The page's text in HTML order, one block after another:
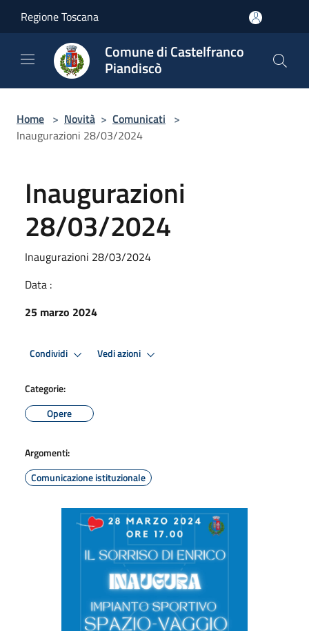
Regione Toscana
Comune di Castelfranco
Piandiscò
Home > Novità > Comunicati >
Inaugurazioni 28/03/2024
Inaugurazioni
28/03/2024
Inaugurazioni 28/03/2024
Data :
25 marzo 2024
Condividi Vedi azioni
Categorie:
Opere
Argomenti:
Comunicazione istituzionale